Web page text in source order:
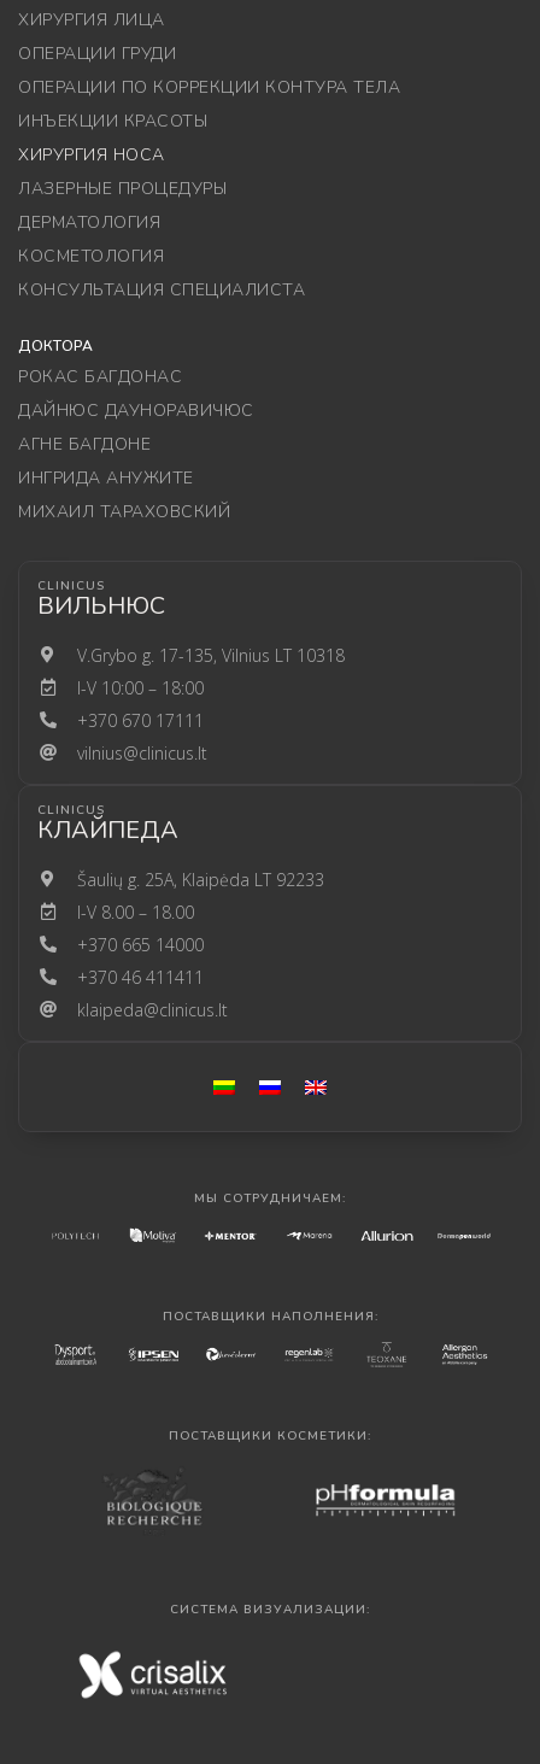
ХИРУРГИЯ ЛИЦА
ОПЕРАЦИИ ГРУДИ
ОПЕРАЦИИ ПО КОРРЕКЦИИ КОНТУРА ТЕЛА
ИНЪЕКЦИИ КРАСОТЫ
ХИРУРГИЯ НОСА
ЛАЗЕРНЫЕ ПРОЦЕДУРЫ
ДЕРМАТОЛОГИЯ
КОСМЕТОЛОГИЯ
КОНСУЛЬТАЦИЯ СПЕЦИАЛИСТА
ДОКТОРА
РОКАС БАГДОНАС
ДАЙНЮС ДАУНОРАВИЧЮС
АГНЕ БАГДОНЕ
ИНГРИДА АНУЖИТЕ
МИХАИЛ ТАРАХОВСКИЙ
CLINICUS
ВИЛЬНЮС
V.Grybo g. 17-135, Vilnius LT 10318
I-V 10:00 – 18:00
+370 670 17111
vilnius@clinicus.lt
CLINICUS
КЛАЙПЕДА
Šaulių g. 25A, Klaipėda LT 92233
I-V 8.00 – 18.00
+370 665 14000
+370 46 411411
klaipeda@clinicus.lt
МЫ СОТРУДНИЧАЕМ:
ПОСТАВЩИКИ НАПОЛНЕНИЯ:
ПОСТАВЩИКИ КОСМЕТИКИ:
СИСТЕМА ВИЗУАЛИЗАЦИИ: